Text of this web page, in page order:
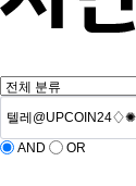
AND OR